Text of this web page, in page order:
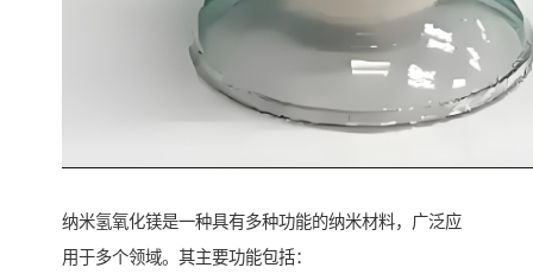
纳米氢氧化镁是一种具有多种功能的纳米材料，广泛应
用于多个领域。其主要功能包括：